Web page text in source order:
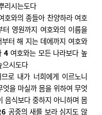
리시는도다
호와의 종들아 찬양하라 여호
터 영원까지 여호와의 이름을
터 해 지는 데에까지 여호와
4 여호와는 모든 나라보다 높
으시도다
므로 내가 너희에게 이르노니
을 마실까 몸을 위하여 무엇
음식보다 중하지 아니하며 몸
공중의 새를 보라 심지도 않